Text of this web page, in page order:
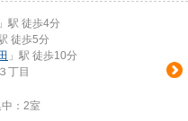
」駅 徒歩4分
徒歩5分
」駅 徒歩10分
３丁目
： 2室